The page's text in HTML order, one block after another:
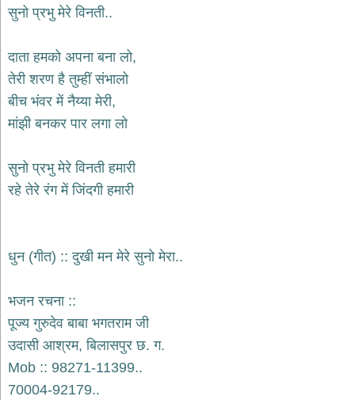
साईं
bhajans
जैन
भजन
jain
bhajans
दुर्गा
भजन
durga
bhajans
ganesh
bhajans
राम
raam
bhajans
गुरुदेव
gurudev
सुनो प्रभु मेरे विनती..
दाता हमको अपना बना लो,
तेरी शरण है तुम्हीं संभालो
बीच भंवर में नैय्या मेरी,
मांझी बनकर पार लगा लो
सुनो प्रभु मेरे विनती हमारी
रहे तेरे रंग में जिंदगी हमारी
धुन (गीत) :: दुखी मन मेरे सुनो मेरा..
भजन रचना ::
पूज्य गुरुदेव बाबा भगतराम जी
उदासी आश्रम, बिलासपुर छ. ग.
Mob :: 98271-11399..
70004-92179..